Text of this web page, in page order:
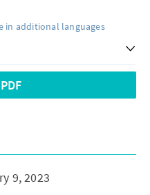
in additional languages
9, 2023